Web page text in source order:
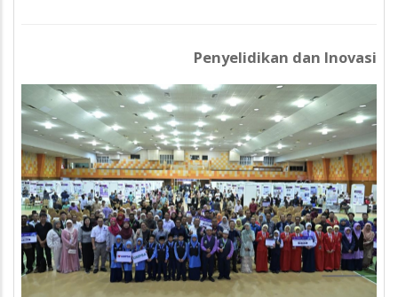
Penyelidikan dan Inovasi